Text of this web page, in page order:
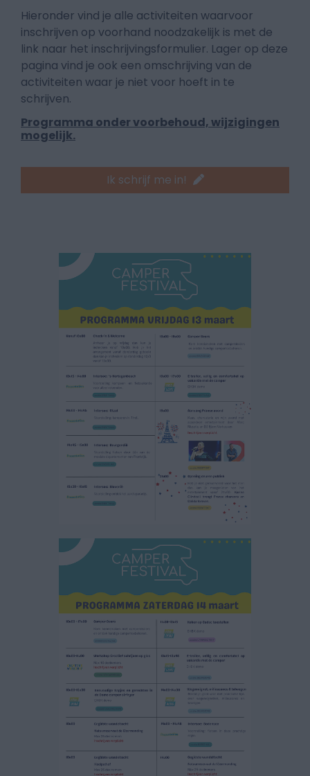
Hieronder vind je alle activiteiten waarvoor
inschrijven op voorhand noodzakelijk is met de
link naar het inschrijvingsformulier. Lager op deze
pagina vind je ook een omschrijving van de
activiteiten waar je niet voor hoeft in te
schrijven.
Programma onder voorbehoud, wijzigingen
mogelijk.
Ik schrijf me in!